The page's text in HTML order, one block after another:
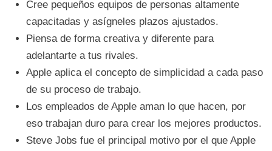
Cree pequeños equipos de personas altamente
capacitadas y asígneles plazos ajustados.
Piensa de forma creativa y diferente para
adelantarte a tus rivales.
Apple aplica el concepto de simplicidad a cada paso
de su proceso de trabajo.
Los empleados de Apple aman lo que hacen, por
eso trabajan duro para crear los mejores productos.
Steve Jobs fue el principal motivo por el que Apple